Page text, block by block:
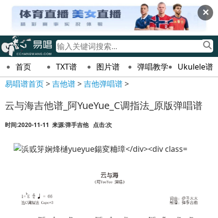
✕
首页 TXT谱 图片谱 弹唱教学
Ukulele谱
易唱谱首页>吉他谱>吉他弹唱谱>
云与海吉他谱_阿YueYue_C调指法_原版弹唱谱
时间:2020-11-11 来源:弹手吉他 点击:次